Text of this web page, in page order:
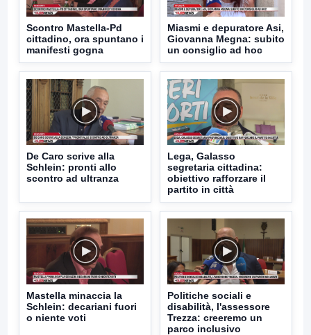
Scontro Mastella-Pd
cittadino, ora spuntano i
manifesti gogna
Miasmi e depuratore Asi,
Giovanna Megna: subito
un consiglio ad hoc
De Caro scrive alla
Schlein: pronti allo
scontro ad ultranza
Lega, Galasso
segretaria cittadina:
obiettivo rafforzare il
partito in città
Mastella minaccia la
Schlein: decariani fuori
o niente voti
Politiche sociali e
disabilità, l'assessore
Trezza: creeremo un
parco inclusivo